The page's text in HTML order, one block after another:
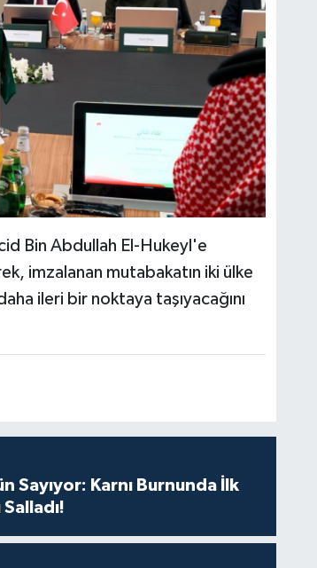
Bin Abdullah El-Hukeyl'e
imzalanan mutabakatın iki ülke
ileri bir noktaya taşıyacağını
Sayıyor: Karnı Burnunda İlk